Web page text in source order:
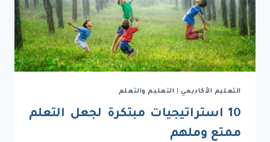
التعليم الأكاديمي| التعليم والتعلم
10 استراتيجيات مبتكرة لجعل التعلم
ممتع وملهم